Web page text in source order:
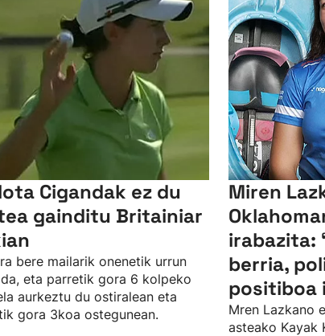
Cigandak ez du
gainditu Britainiar
bere mailarik onenetik urrun
eta parretik gora 6 kolpeko
aurkeztu du ostiralean eta
gora 3koa ostegunean.
Miren
irabazita:
berria,
positiboa
Mren Lazkano
asteako Kayak